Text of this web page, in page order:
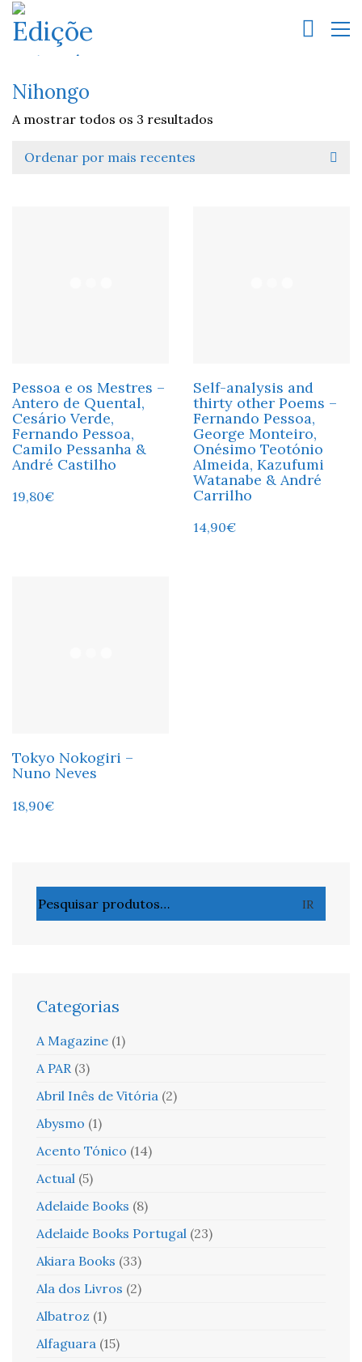
Nihongo
A mostrar todos os 3 resultados
Ordenar por mais recentes
Pessoa e os Mestres –
Antero de Quental,
Cesário Verde,
Fernando Pessoa,
Camilo Pessanha &
André Castilho
19,80€
Self-analysis and
thirty other Poems –
Fernando Pessoa,
George Monteiro,
Onésimo Teotónio
Almeida, Kazufumi
Watanabe & André
Carrilho
14,90€
Tokyo Nokogiri –
Nuno Neves
18,90€
por:
IR
Categorias
A Magazine (1)
A PAR (3)
Abril Inês de Vitória (2)
Abysmo (1)
Acento Tónico (14)
Actual (5)
Adelaide Books (8)
Adelaide Books Portugal (23)
Akiara Books (33)
Ala dos Livros (2)
Albatroz (1)
Alfaguara (15)